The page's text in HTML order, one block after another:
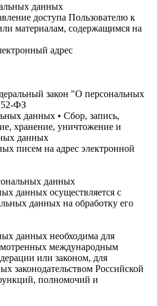
данных
доступа Пользователю к
материалам, содержащимся на
адрес
закон "О персональных
ФЗ
данных • Сбор, запись,
хранение, уничтожение и
данных
писем на адрес электронной
данных
данных осуществляется с
данных на обработку его
данных необходима для
международным
или законом, для
законодательством Российской
полномочий и